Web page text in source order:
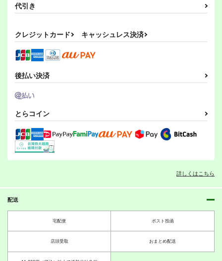
代引き
クレジットカード キャッシュレス決済
後払い決済
とらコイン
詳しくはこちら
配送
宅配便 ポスト投函
店頭受取 おまとめ配送